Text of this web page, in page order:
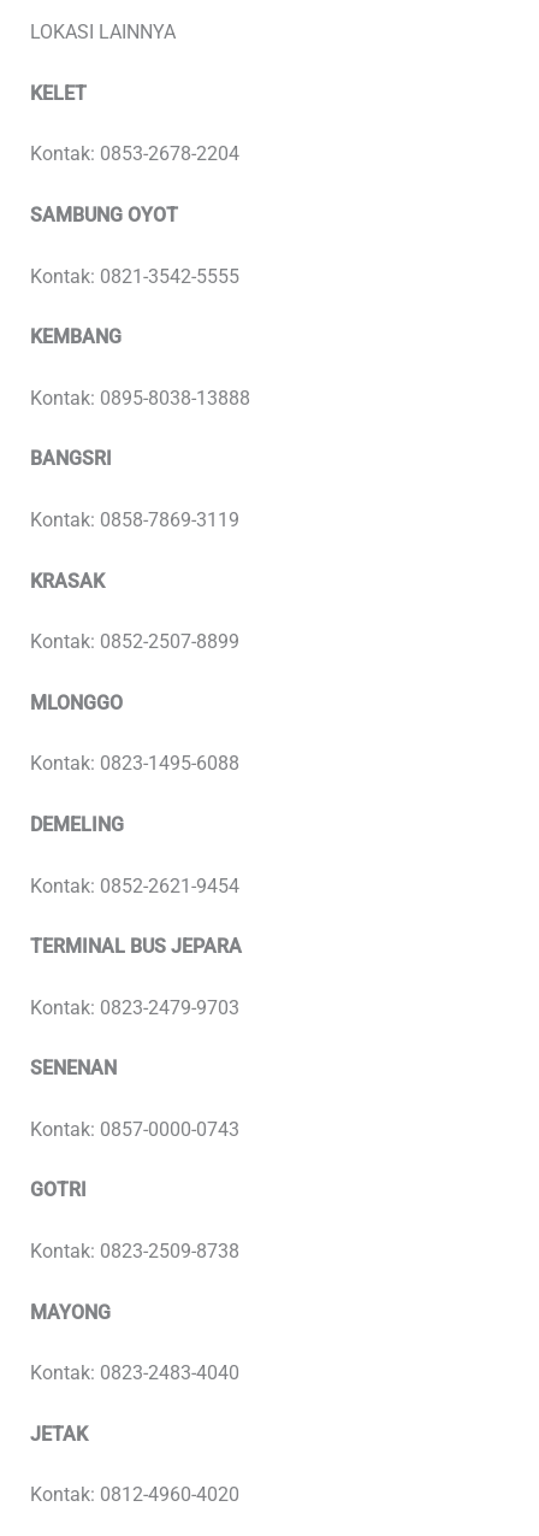
LOKASI LAINNYA
KELET
Kontak: 0853-2678-2204
SAMBUNG OYOT
Kontak: 0821-3542-5555
KEMBANG
Kontak: 0895-8038-13888
BANGSRI
Kontak: 0858-7869-3119
KRASAK
Kontak: 0852-2507-8899
MLONGGO
Kontak: 0823-1495-6088
DEMELING
Kontak: 0852-2621-9454
TERMINAL BUS JEPARA
Kontak: 0823-2479-9703
SENENAN
Kontak: 0857-0000-0743
GOTRI
Kontak: 0823-2509-8738
MAYONG
Kontak: 0823-2483-4040
JETAK
Kontak: 0812-4960-4020